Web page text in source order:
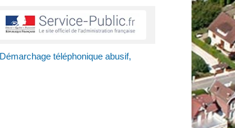
Démarchage téléphonique abusif,